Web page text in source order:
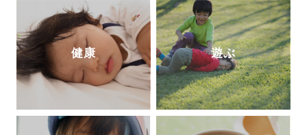
健康 遊ぶ